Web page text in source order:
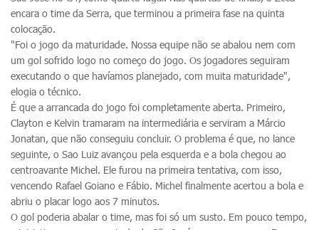
encara o time da Serra, que terminou a primeira fase na quinta
colocação.
"Foi o jogo da maturidade. Nossa equipe não se abalou nem com
um gol sofrido logo no começo do jogo. Os jogadores seguiram
executando o que havíamos planejado, com muita maturidade",
elogia o técnico.
É que a arrancada do jogo foi completamente aberta. Primeiro,
Clayton e Kelvin tramaram na intermediária e serviram a Márcio
Jonatan, que não conseguiu concluir. O problema é que, no lance
seguinte, o Sao Luiz avançou pela esquerda e a bola chegou ao
centroavante Michel. Ele furou na primeira tentativa, com isso,
vencendo Rafael Goiano e Fábio. Michel finalmente acertou a bola e
abriu o placar logo aos 7 minutos.
O gol poderia abalar o time, mas foi só um susto. Em pouco tempo,